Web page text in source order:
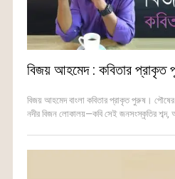
বিজয় আহমেদ : কবিতার
বিজয় আহমেদ বাংলা কবিতার প্রাকৃত পুরুষ। পৌষের
নদীর বিজন লোকালয়—কবি সেই জনসংস্কৃতির শব্দ,